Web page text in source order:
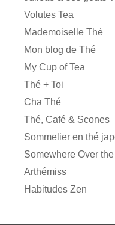
Volutes Tea
Mademoiselle Thé
Mon blog de Thé
My Cup of Tea
Thé + Toi
Cha Thé
Thé, Café & Scones
Sommelier en thé
Somewhere Over
Arthémiss
Habitudes Zen